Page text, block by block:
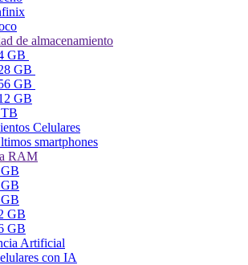
de almacenamiento
GB
GB
GB
GB
Celulares
smartphones
RAM
GB
GB
Artificial
con IA